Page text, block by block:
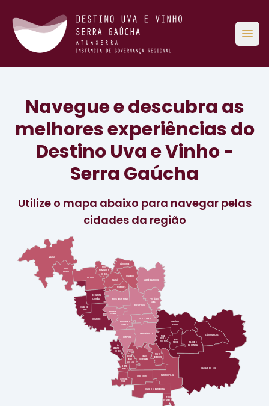
Navegue e descubra as
melhores experiências do
Destino Uva e Vinho -
Serra Gaúcha
Utilize o mapa abaixo para navegar pelas
cidades da região
SERAFINA
CORRÊA
CASCA
UNIÃO DA
SERRA
NOVA BASSANO
ANDRÉ DA ROCHA
MARAU
VILA
MARIA
NOVA ARAÇÁ
GUAPORÉ
VISTA ALEGRE
DO PRATA
NOVA PRATA
FAGUNDES
VARELA
COTIPORÃ
SÃO
VALENTIM
DO SUL
SANTA
TEREZA
CORONEL
PILAR
GARIBALDI
MONTE
BELO
DO SUL
CAXIAS DO SUL
VERANÓPOLIS
BENTO
GONÇALVES
PINTO
BANDEIRA
ANTÔNIO
PRADO
PROTÁSIO
VILA FLORES
NOVA
ROMA
DO SUL
FARROUPILHA
FLORES
DA CUNHA
CARLOS BARBOSA
SÃO MARCOS
SÃO
VENDELINO
NOVA
PÁDUA
PARAÍ
SÃO
DOMINGOS
DO SUL
GUABIJU
SÃO JORGE